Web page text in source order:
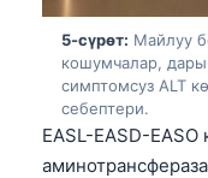
5-сүрөт: Майлуу
кошумчалар,
симптомсуз ALT
себептери.
EASL-EASD-
ไทย
ဗမာစာ
ភាសាខ្មែរ